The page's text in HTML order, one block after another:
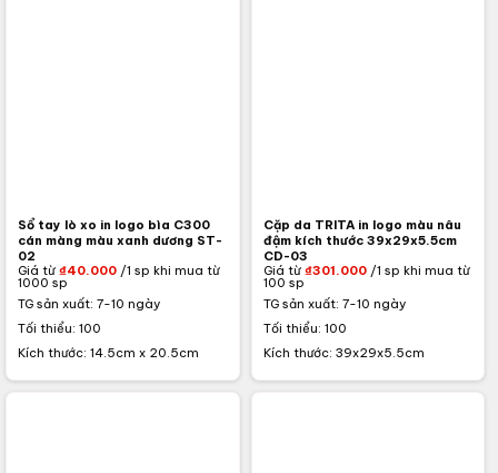
Sổ tay lò xo in logo bìa C300
cán màng màu xanh dương ST-
02
Giá từ ₫40.000 /1 sp khi mua từ
1000 sp
TG sản xuất: 7-10 ngày
Tối thiểu: 100
Kích thước: 14.5cm x 20.5cm
Cặp da TRITA in logo màu nâu
đậm kích thước 39x29x5.5cm
CD-03
Giá từ ₫301.000/1 sp khi mua từ
100 sp
TG sản xuất: 7-10 ngày
Tối thiểu: 100
Kích thước: 39x29x5.5cm